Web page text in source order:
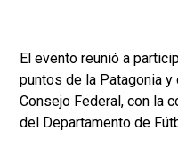
El evento reunió a
puntos de la Patagonia
Consejo Federal, con la
del Departamento de